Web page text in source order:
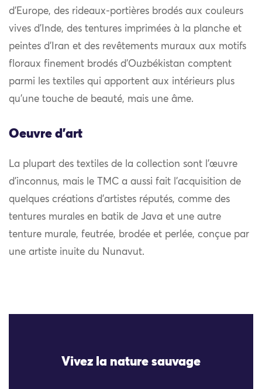
d’Europe, des rideaux-portières brodés aux couleurs
vives d’Inde, des tentures imprimées à la planche et
peintes d’Iran et des revêtements muraux aux motifs
floraux finement brodés d’Ouzbékistan comptent
parmi les textiles qui apportent aux intérieurs plus
qu’une touche de beauté, mais une âme.
Oeuvre d'art
La plupart des textiles de la collection sont l’œuvre
d’inconnus, mais le TMC a aussi fait l’acquisition de
quelques créations d’artistes réputés, comme des
tentures murales en batik de Java et une autre
tenture murale, feutrée, brodée et perlée, conçue par
une artiste inuite du Nunavut.
Vivez la nature sauvage